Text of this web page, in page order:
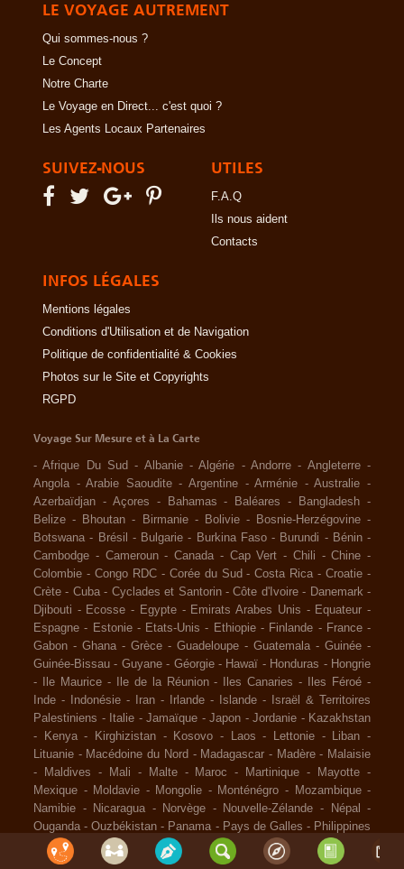
LE VOYAGE AUTREMENT
Qui sommes-nous ?
Le Concept
Notre Charte
Le Voyage en Direct... c'est quoi ?
Les Agents Locaux Partenaires
SUIVEZ-NOUS UTILES
F.A.Q
Ils nous aident
Contacts
INFOS LÉGALES
Mentions légales
Conditions d'Utilisation et de Navigation
Politique de confidentialité & Cookies
Photos sur le Site et Copyrights
RGPD
Voyage Sur Mesure et à La Carte
-Afrique Du Sud - Albanie -Algérie -Andorre - Angleterre -
Angola -Arabie Saoudite -Argentine -Arménie -Australie -
Azerbaïdjan - Açores - Bahamas - Baléares - Bangladesh -
Belize - Bhoutan - Birmanie - Bolivie - Bosnie-Herzégovine -
Botswana - Brésil - Bulgarie - Burkina Faso - Burundi - Bénin -
Cambodge - Cameroun - Canada - Cap Vert - Chili -Chine -
Colombie - Congo RDC - Corée du Sud -Costa Rica -Croatie -
Crète - Cuba - Cyclades et Santorin -Côte d'Ivoire - Danemark -
Djibouti - Ecosse - Egypte - Emirats Arabes Unis - Equateur -
Espagne - Estonie - Etats-Unis - Ethiopie - Finlande - France -
Gabon - Ghana - Grèce - Guadeloupe - Guatemala - Guinée -
Guinée-Bissau - Guyane - Géorgie - Hawaï - Honduras - Hongrie
-
Ile Maurice - Ile de la Réunion - Iles Canaries - Iles Féroé -
Inde - Indonésie - Iran - Irlande - Islande -
Israël & Territoires
Palestiniens - Italie - Jamaïque - Japon - Jordanie - Kazakhstan
-
Kenya - Kirghizistan - Kosovo - Laos - Lettonie - Liban -
Lituanie - Macédoine du Nord - Madagascar - Madère - Malaisie
-
Maldives - Mali - Malte - Maroc - Martinique - Mayotte -
Mexique - Moldavie - Mongolie - Monténégro - Mozambique -
Namibie - Nicaragua - Norvège - Nouvelle-Zélande - Népal
-
Ouganda -Ouzbékistan - Panama - Pays de Galles - Philippines
Pologne -Polynésie Française -Portugal -Pérou -Qatar
Roumanie
-Russie -Rwanda -République Dominicaine